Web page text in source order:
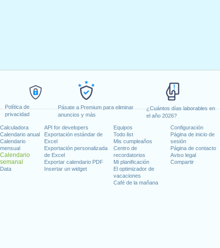
Política de
privacidad
Pásate a Premium para eliminar
anuncios y más
¿Cuántos días laborables en
el año 2026?
Calculadora
Calendario anual
Calendario
mensual
Calendario
semanal
Data
API for developers
Exportación estándar de
Excel
Exportación personalizada
de Excel
Exportar calendario PDF
Insertar un widget
Equipos
Todo list
Mis cumpleaños
Centro de
recordatorios
Mi planificación
El optimizador de
vacaciones
Café de la mañana
Configuración
Página de inicio de
sesión
Página de contacto
Aviso legal
Compartir